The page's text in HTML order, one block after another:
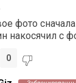
фото
накосячил с
0